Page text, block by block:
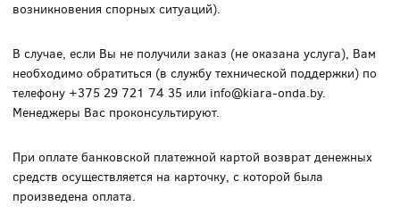
возникновения спорных ситуаций).
В случае, если Вы не получили заказ (не оказана услуга), Вам
необходимо обратиться (в службу технической поддержки) по
телефону +375 29 721 74 35 или info@kiara-onda.by.
Менеджеры Вас проконсультируют.
При оплате банковской платежной картой возврат денежных
средств осуществляется на карточку, с которой была
произведена оплата.